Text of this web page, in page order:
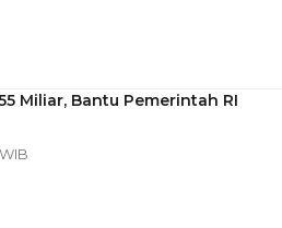
Miliar, Bantu Pemerintah RI